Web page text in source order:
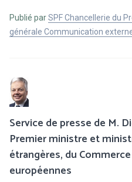
Publié parSPF Chancellerie du
générale Communication
Service de presse de M.
Premier ministre et
étrangères, du
européennes